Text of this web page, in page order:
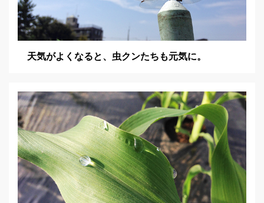
天気がよくなると、虫クンたちも元気に。